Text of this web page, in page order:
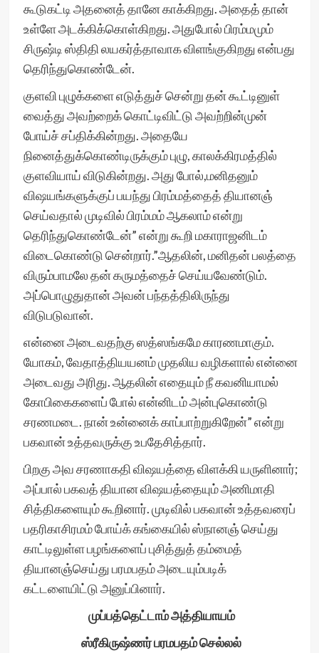
கூடுகட்டி அதனைத் தானே காக்கிறது. அதைத் தான்
உள்ளே அடக்கிக்கொள்கிறது. அதுபோல் பிரம்மமும்
சிருஷ்டி ஸ்திதி லயகர்த்தாவாக விளங்குகிறது என்பது
தெரிந்துகொண்டேன்.
குளவி புழுக்களை எடுத்துச் சென்று தன் கூட்டினுள்
வைத்து அவற்றைக் கொட்டிவிட்டு அவற்றின்முன்
போய்ச் சப்திக்கின்றது. அதையே
நினைத்துக்கொண்டிருக்கும் புழு, காலக்கிரமத்தில்
குளவியாய் விடுகின்றது. அது போல்,மனிதனும்
விஷயங்களுக்குப் பயந்து பிரம்மத்தைத் தியானஞ்
செய்வதால் முடிவில் பிரம்மம் ஆகலாம் என்று
தெரிந்துகொண்டேன்” என்று கூறி மகாராஜனிடம்
விடைகொண்டு சென்றார்.”ஆதலின், மனிதன் பலத்தை
விரும்பாமலே தன் கருமத்தைச் செய்யவேண்டும்.
அப்பொழுதுதான் அவன் பந்தத்திலிருந்து
விடுபடுவான்.
என்னை அடைவதற்கு ஸத்ஸங்கமே காரணமாகும்.
யோகம், வேதாத்தியயனம் முதலிய வழிகளால் என்னை
அடைவது அரிது. ஆதலின் எதையும் நீ கவனியாமல்
கோபிகைகளைப் போல் என்னிடம் அன்புகொண்டு
சரணமடை. நான் உன்னைக் காப்பாற்றுகிறேன்” என்று
பகவான் உத்தவருக்கு உபதேசித்தார்.
பிறகு அவ சரணாகதி விஷயத்தை விளக்கி யருளினார்;
அப்பால் பகவத் தியான விஷயத்தையும் அணிமாதி
சித்திகளையும் கூறினார். முடிவில் பகவான் உத்தவரைப்
பதரிகாசிரமம் போய்க் கங்கையில் ஸ்நானஞ் செய்து
காட்டிலுள்ள பழங்களைப் புசித்துத் தம்மைத்
தியானஞ்செய்து பரமபதம் அடையும்படிக்
கட்டளையிட்டு அனுப்பினார்.
முப்பத்தெட்டாம் அத்தியாயம்
ஸ்ரீகிருஷ்ணர் பரமபதம் செல்லல்